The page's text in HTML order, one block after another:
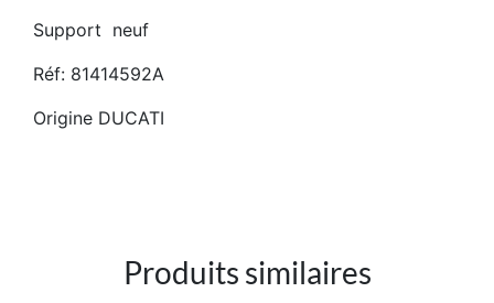
Support neuf
Réf: 81414592A
Origine DUCATI
Produits similaires